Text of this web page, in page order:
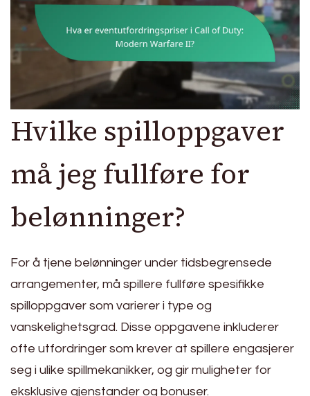
Hvilke spilloppgaver
må jeg fullføre for
belønninger?
For å tjene belønninger under tidsbegrensede
arrangementer, må spillere fullføre spesifikke
spilloppgaver som varierer i type og
vanskelighetsgrad. Disse oppgavene inkluderer
ofte utfordringer som krever at spillere engasjerer
seg i ulike spillmekanikker, og gir muligheter for
eksklusive gjenstander og bonuser.